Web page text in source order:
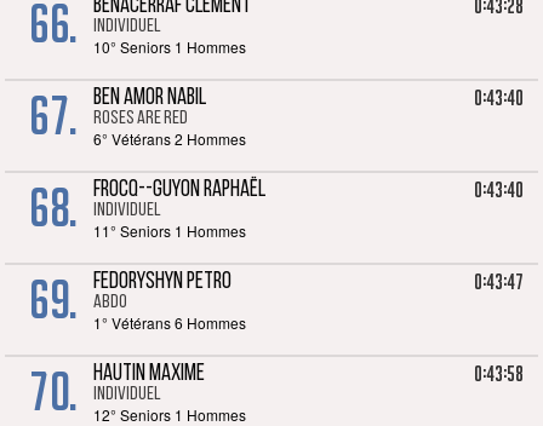
66. BENACERRAF CLÉMENT
Individuel
10° Seniors 1 Hommes
0:43:28
67. BEN AMOR NABIL
ROSES ARE RED
6° Vétérans 2 Hommes
0:43:40
68. FROCQ--GUYON RAPHAËL
Individuel
11° Seniors 1 Hommes
0:43:40
69. FEDORYSHYN PETRO
ABDO
1° Vétérans 6 Hommes
0:43:47
70. HAUTIN MAXIME
Individuel
12° Seniors 1 Hommes
0:43:58